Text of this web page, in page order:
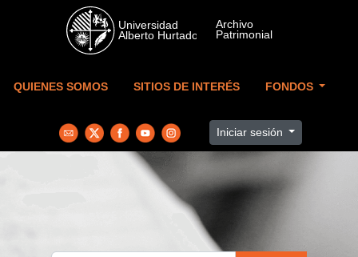
Skip to main content
QUIENES SOMOS SITIOS DE INTERÉS FONDOS
Iniciar sesión